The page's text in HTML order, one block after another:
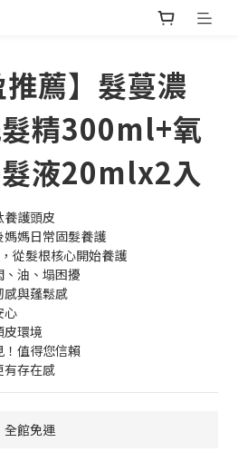
推薦】髮蔓濃
精300ml+氧
液20mlx2入
護頭皮
媽日常固髮養護
從髮根核心開始養護
油、塌困擾
感與蓬鬆感
心
皮環境
值得您信賴
有存在感
全館免運